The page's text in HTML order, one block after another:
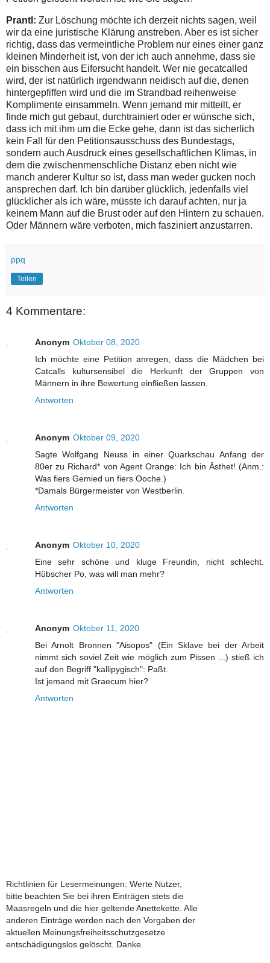
Prantl: Zur Löschung möchte ich derzeit nichts sagen, weil
wir da eine juristische Klärung anstreben. Aber es ist sicher
richtig, dass das vermeintliche Problem nur eines einer ganz
kleinen Minderheit ist, von der ich auch annehme, dass sie
ein bisschen aus Eifersucht handelt. Wer nie gecatcalled
wird, der ist natürlich irgendwann neidisch auf die, denen
hintergepfiffen wird und die im Strandbad reihenweise
Komplimente einsammeln. Wenn jemand mir mitteilt, er
finde mich gut gebaut, durchtrainiert oder er wünsche sich,
dass ich mit ihm um die Ecke gehe, dann ist das sicherlich
kein Fall für den Petitionsausschuss des Bundestags,
sondern auch Ausdruck eines gesellschaftlichen Klimas, in
dem die zwischenmenschliche Distanz eben nicht wie
manch anderer Kultur so ist, dass man weder gucken noch
ansprechen darf. Ich bin darüber glücklich, jedenfalls viel
glücklicher als ich wäre, müsste ich darauf achten, nur ja
keinem Mann auf die Brust oder auf den Hintern zu schauen.
Oder Männern wäre verboten, mich fasziniert anzustarren.
ppq
Teilen
4 Kommentare:
Anonym Oktober 08, 2020
Ich möchte eine Petition anregen, dass die Mädchen bei
Catcalls kultursensibel die Herkunft der Gruppen von
Männern in ihre Bewertung einfließen lassen.
Antworten
Anonym Oktober 09, 2020
Sagte Wolfgang Neuss in einer Quarkschau Anfang der
80er zu Richard* von Agent Orange: Ich bin Ästhet! (Anm.:
Was fiers Gemied un fiers Ooche.)
*Damals Bürgermeister von Westberlin.
Antworten
Anonym Oktober 10, 2020
Eine sehr schöne und kluge Freundin, nicht schlecht.
Hübscher Po, was will man mehr?
Antworten
Anonym Oktober 11, 2020
Bei Arnolt Bronnen "Aisopos" (Ein Sklave bei der Arbeit
nimmt sich soviel Zeit wie möglich zum Pissen ...) stieß ich
auf den Begriff "kallipygisch": Paßt.
Ist jemand mit Graecum hier?
Antworten
Richtlinien für Lesermeinungen: Werte Nutzer,
bitte beachten Sie bei ihren Einträgen stets die
Maasregeln und die hier geltende Anettekette. Alle
anderen Einträge werden nach den Vorgaben der
aktuellen Meinungsfreiheitsschutzgesetze
entschädigungslos gelöscht. Danke.